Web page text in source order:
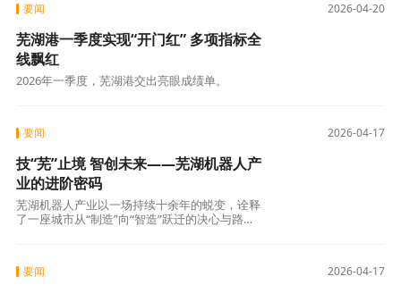
2026-04-20
要闻
芜湖港一季度实现“开门红” 多项指标全
线飘红
2026年一季度，芜湖港交出亮眼成绩单。
2026-04-17
要闻
技“芜”止境 智创未来——芜湖机器人产
业的进阶密码
芜湖机器人产业以一场持续十余年的蜕变，诠释
了一座城市从“制造”向“智造”跃迁的决心与路
2026-04-17
要闻